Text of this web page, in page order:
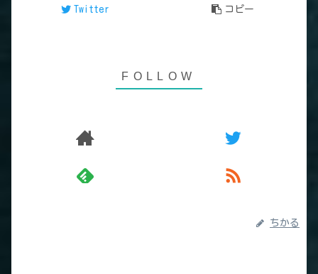
Twitter コピー
ちかる